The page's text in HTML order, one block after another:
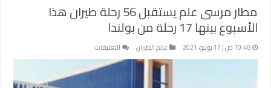
مطار مرسى علم يستقبل 56 رحلة طيران هذا
الأسبوع بينها 17 رحلة من بولندا
10:48 ص | 17 يوليو، 2021 عالم الطيران التعليقات
مطار
مرسى